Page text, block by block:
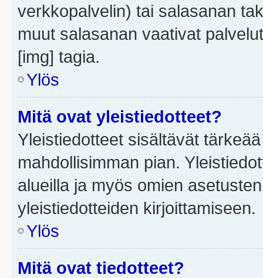
verkkopalvelin) tai salasanan
muut salasanan vaativat
[img] tagia.
Ylös
Mitä ovat yleistiedotteet?
Yleistiedotteet sisältävät
mahdollisimman pian.
alueilla ja myös omien
yleistiedotteiden kirjoittamiseen.
Ylös
Mitä ovat tiedotteet?